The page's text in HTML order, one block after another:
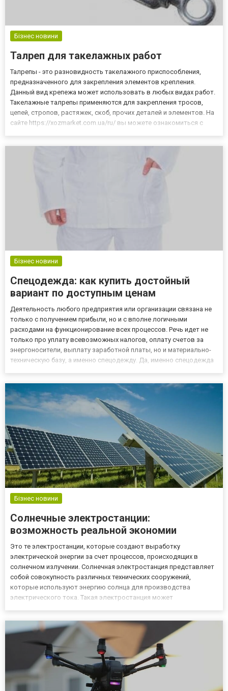
Бізнес новини
Талреп для такелажных работ
Талрепы - это разновидность такелажного приспособления,
предназначенного для закрепления элементов крепления.
Данный вид крепежа может использовать в любых видах работ.
Такелажные талрепы применяются для закрепления тросов,
цепей, стропов, растяжек, скоб, прочих деталей и элементов. На
сайте https://xozmarket.com.ua/ru/ вы можете ознакомиться с
Бізнес новини
Спецодежда: как купить достойный
вариант по доступным ценам
Деятельность любого предприятия или организации связана не
только с получением прибыли, но и с вполне логичными
расходами на функционирование всех процессов. Речь идет не
только про уплату всевозможных налогов, оплату счетов за
энергоносители, выплату заработной платы, но и материально-
техническую базу, а именно спецодежду. Да, именно спецодежда
Бізнес новини
Солнечные электростанции:
возможность реальной экономии
Это те электростанции, которые создают выработку
электрической энергии за счет процессов, происходящих в
солнечном излучении. Солнечная электростанция представляет
собой совокупность различных технических сооружений,
которые используют энергию солнца для производства
электрического тока. Такая электростанция может
также установленной на с...